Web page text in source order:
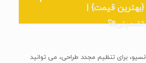
{بهترین قیمت} |
تضمینی🚀
برای تنظیم مجدد طراحی، می توانید